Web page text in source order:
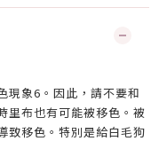
現象6。因此，請不要和
里布也有可能被移色。被
致移色。特別是給白毛狗